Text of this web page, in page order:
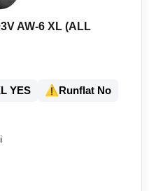
AW-6 XL (ALL
YES ⚠️Runflat No